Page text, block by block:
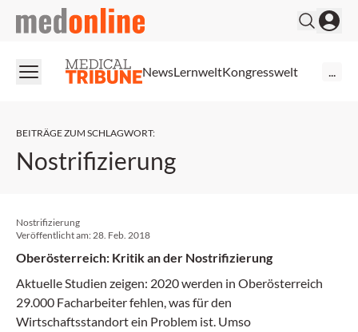
medonline
NewsLernweltKongresswelt
BEITRÄGE ZUM SCHLAGWORT:
Nostrifizierung
Nostrifizierung
Veröffentlicht am:28. Feb. 2018
Oberösterreich: Kritik an der Nostrifizierung
Aktuelle Studien zeigen: 2020 werden in Oberösterreich
29.000 Facharbeiter fehlen, was für den
Wirtschaftsstandort ein Problem ist. Umso